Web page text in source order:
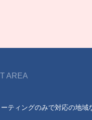
AREA
ティングのみで対応の地域